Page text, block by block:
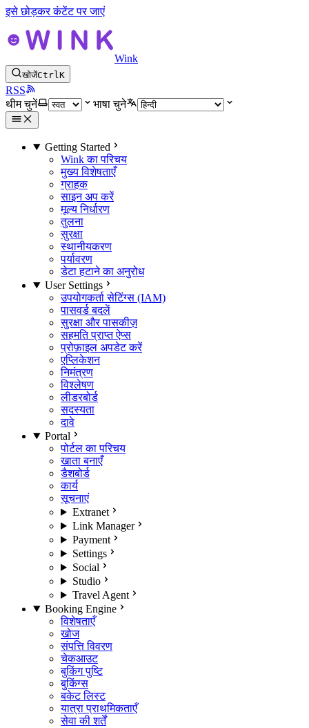
इसे छोड़कर कंटेंट पर जाएं
Wink
खोजेंCtrlK
RSS
थीम चुनें
भाषा चुने
Getting Started
Wink का परिचय
मुख्य विशेषताएँ
ग्राहक
साइन अप करें
मूल्य निर्धारण
तुलना
सुरक्षा
स्थानीयकरण
पर्यावरण
डेटा हटाने का अनुरोध
User Settings
उपयोगकर्ता सेटिंग्स (IAM)
पासवर्ड बदलें
सुरक्षा और पासकीज़
सहमति प्राप्त ऐप्स
प्रोफ़ाइल अपडेट करें
एप्लिकेशन
निमंत्रण
विश्लेषण
लीडरबोर्ड
सदस्यता
दावे
Portal
पोर्टल का परिचय
खाता बनाएँ
डैशबोर्ड
कार्य
सूचनाएं
Extranet
Link Manager
Payment
Settings
Social
Studio
Travel Agent
Booking Engine
विशेषताएँ
खोज
संपत्ति विवरण
चेकआउट
बुकिंग पुष्टि
बुकिंग्स
बकेट लिस्ट
यात्रा प्राथमिकताएँ
सेवा की शर्तें